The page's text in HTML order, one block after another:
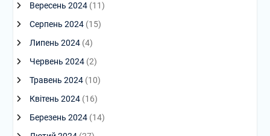
Вересень 2024(11)
Серпень 2024(15)
Липень 2024(4)
Червень 2024(2)
Травень 2024(10)
Квітень 2024(16)
Березень 2024(14)